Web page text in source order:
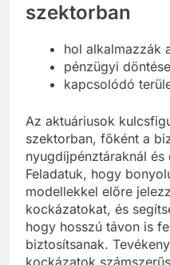
szektorban
hol alkalmazzák
pénzügyi
kapcsolódó
Az aktuáriusok
szektorban, főként a
nyugdíjpénztáraknál és
Feladatuk, hogy
modellekkel előre
kockázatokat, és
hogy hosszú távon is
biztosítsanak.
kockázatok